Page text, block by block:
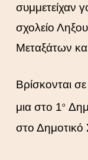
συμμετείχαν
σχολείο
Μεταξάτων
Βρίσκονται
μια στο 1ο
στο Δημοτικό